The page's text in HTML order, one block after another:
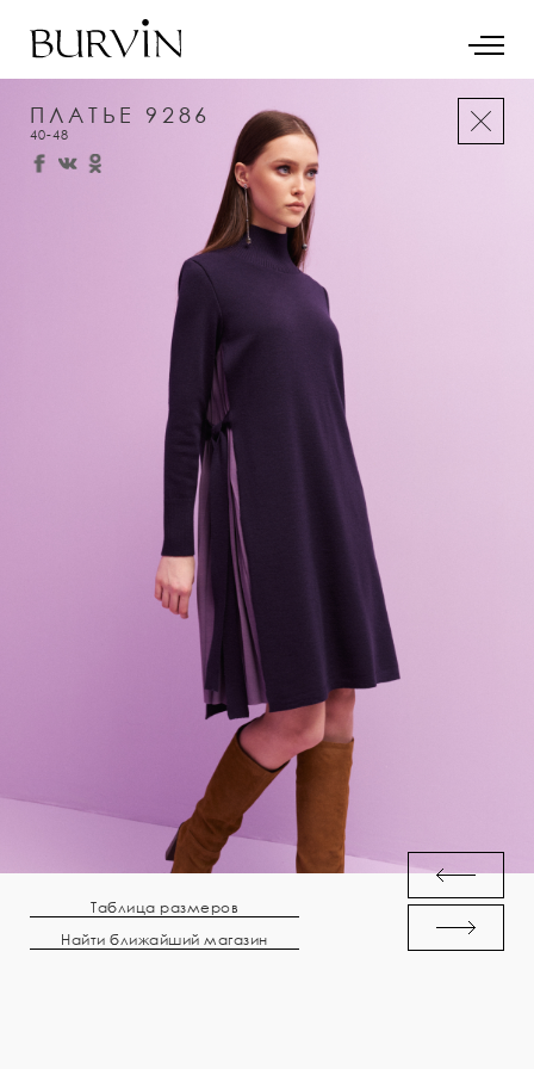
ПЛАТЬЕ 9286
40-48
Таблица размеров
Найти ближайший магазин